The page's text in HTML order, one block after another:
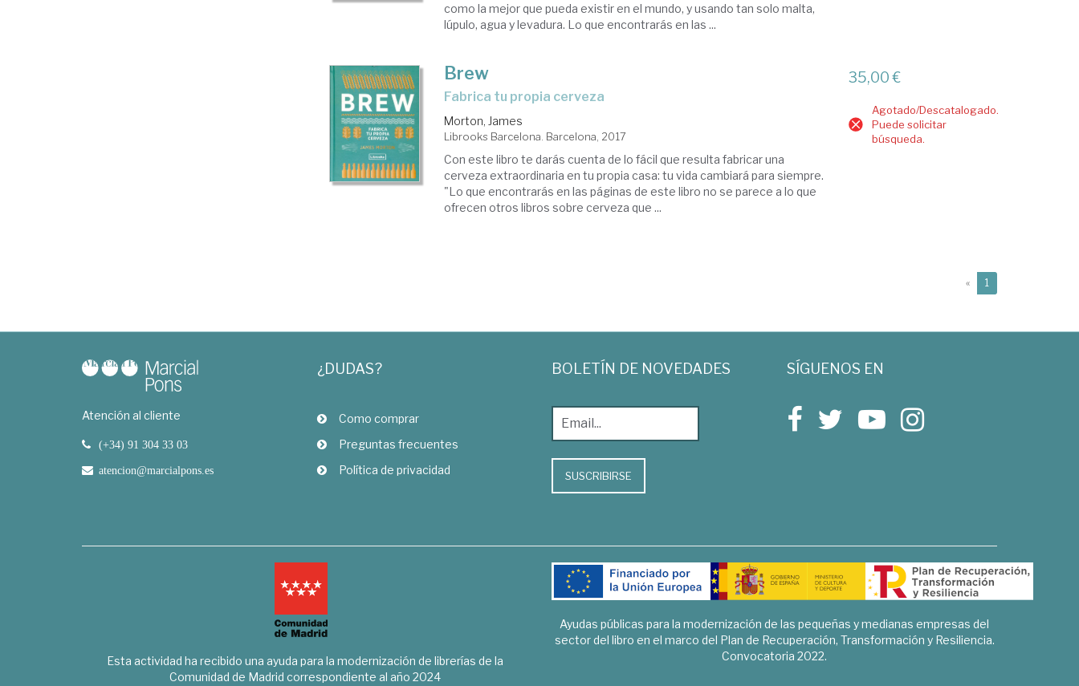
como la mejor que pueda existir en el mundo, y usando tan solo malta,
lúpulo, agua y levadura. Lo que encontrarás en las ...
Brew
fabrica tu propia cerveza
Morton, James
Librooks Barcelona. Barcelona, 2017
Con este libro te darás cuenta de lo fácil que resulta fabricar una
cerveza extraordinaria en tu propia casa: tu vida cambiará para siempre.
"Lo que encontrarás en las páginas de este libro no se parece a lo que
ofrecen otros libros sobre cerveza que ...
35,00 €
Agotado/Descatalogado.
Puede solicitar
búsqueda.
« 1
Atención al cliente
(+34) 91 304 33 03
atencion@marcialpons.es
¿DUDAS?
Como comprar
Preguntas frecuentes
Política de privacidad
BOLETÍN DE NOVEDADES
SUSCRIBIRSE
SÍGUENOS EN
Esta actividad ha recibido una ayuda para la modernización de librerías de la
Comunidad de Madrid correspondiente al año 2024
Ayudas públicas para la modernización de las pequeñas y medianas empresas del
sector del libro en el marco del Plan de Recuperación, Transformación y Resiliencia.
Convocatoria 2022.